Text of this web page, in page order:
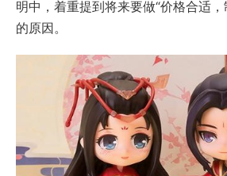
明中，着重提到将来要做“价格合适
的原因。